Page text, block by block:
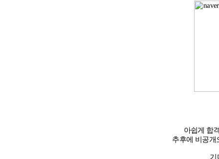
아쉽게 합
추후에 비공개
기